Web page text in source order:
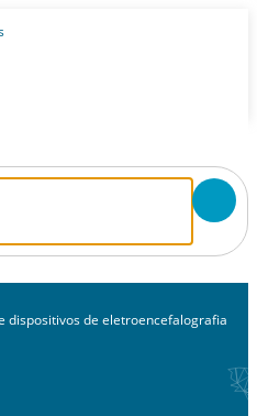
dispositivos de eletroencefalografia